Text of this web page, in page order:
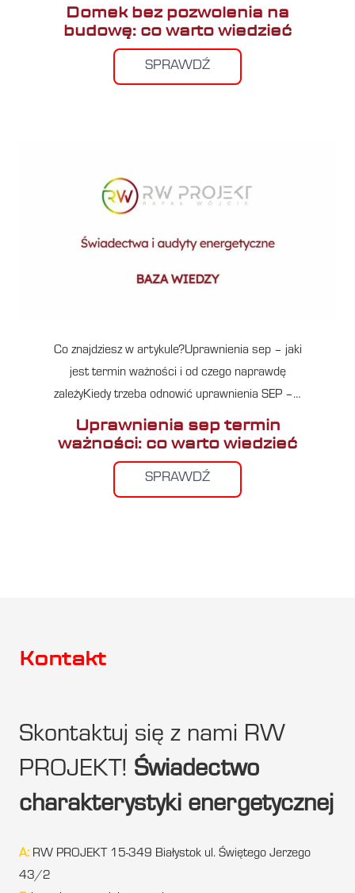
Domek bez pozwolenia na
budowę: co warto wiedzieć
SPRAWDŹ
Co znajdziesz w artykule?Uprawnienia sep – jaki
jest termin ważności i od czego naprawdę
zależyKiedy trzeba odnowić uprawnienia SEP –…
Uprawnienia sep termin
ważności: co warto wiedzieć
SPRAWDŹ
Kontakt
Skontaktuj się z nami RW
PROJEKT! Świadectwo
charakterystyki energetycznej
A: RW PROJEKT 15-349 Białystok ul. Świętego Jerzego
43/2